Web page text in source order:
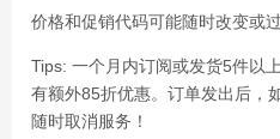
价格和促销代码可能随时改变或
Tips: 一个月内订阅或发货5件以
有额外85折优惠。订单发出后，
随时取消服务！